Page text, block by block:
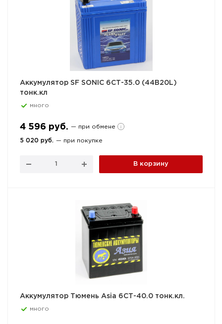
Аккумулятор SF SONIC 6СТ-35.0 (44B20L)
тонк.кл
много
4 596 руб. — при обмене
5 020 руб. — при покупке
В корзину
Аккумулятор Тюмень Asia 6СТ-40.0 тонк.кл.
много